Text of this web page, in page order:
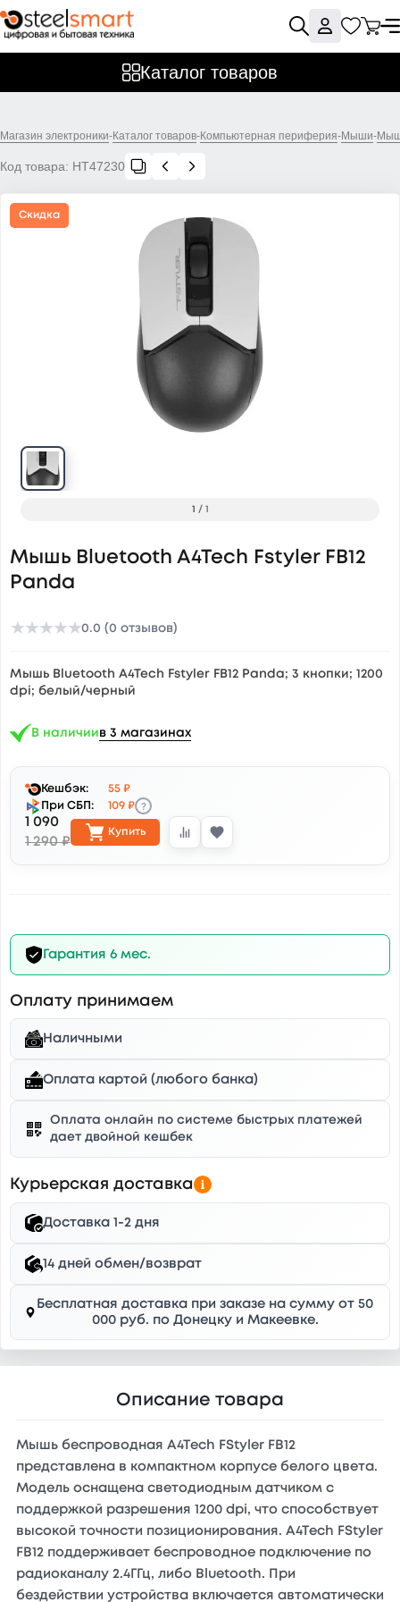
Каталог товаров
Магазин электроники-Каталог товаров-Компьютерная периферия-Мыши-
Код товара: НТ47230
Скидка
1 / 1
Мышь Bluetooth A4Tech Fstyler FB12
Panda
★★★★★0.0 (0 отзывов)
Мышь Bluetooth A4Tech Fstyler FB12 Panda; 3 кнопки; 1200
dpi; белый/черный
В наличиив 3 магазинах
Кешбэк:
55 ₽
При СБП:
109 ₽ ?
1 090
1 290 ₽
Купить
Гарантия 6 мес.
Оплату принимаем
Наличными
Оплата картой (любого банка)
Оплата онлайн по системе быстрых платежей
дает двойной кешбек
Курьерская доставка
Доставка 1-2 дня
14 дней обмен/возврат
Бесплатная доставка при заказе на сумму от 50
000 руб. по Донецку и Макеевке.
Описание товара
Мышь беспроводная A4Tech FStyler FB12
представлена в компактном корпусе белого цвета.
Модель оснащена светодиодным датчиком с
поддержкой разрешения 1200 dpi, что способствует
высокой точности позиционирования. A4Tech FStyler
FB12 поддерживает беспроводное подключение по
радиоканалу 2.4ГГц, либо Bluetooth. При
бездействии устройства включается автоматически